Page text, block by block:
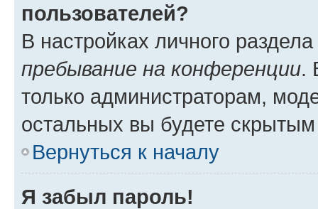
пользователей?
В настройках личного
пребывание на конференции.
только администраторам,
остальных вы будете
Вернуться к началу
Я забыл пароль!